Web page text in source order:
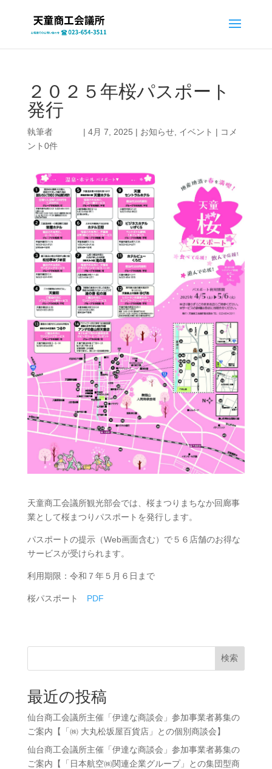
２０２５年桜パスポート
発行
執筆者 | 4月 7, 2025 | お知らせ, イベント | コメ
ント0件
天童商工会議所観光部会では、桜まつりまちなか回廊事
業として桜まつりパスポートを発行します。
パスポートの提示（Web画面含む）で５６店舗のお得な
サービスが受けられます。
利用期限：令和７年５月６日まで
桜パスポート PDF
検索
最近の投稿
仙台商工会議所主催「伊達な商談会」参加事業者募集の
ご案内【「㈱ 大丸松坂屋百貨店」との個別商談会】
仙台商工会議所主催「伊達な商談会」参加事業者募集の
ご案内【「日本航空㈱関連企業グループ」との集団型商